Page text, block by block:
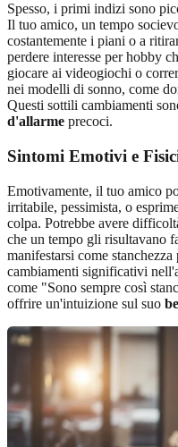
Spesso, i primi indizi sono
Il tuo amico, un tempo
costantemente i piani o a
perdere interesse per hobby
giocare ai videogiochi o
nei modelli di sonno, come
Questi sottili cambiamenti
d'allarme precoci.
Sintomi Emotivi e
Emotivamente, il tuo amico
irritabile, pessimista, o
colpa. Potrebbe avere
che un tempo gli risultavano
manifestarsi come
cambiamenti significativi
come "Sono sempre così
offrire un'intuizione sul suo